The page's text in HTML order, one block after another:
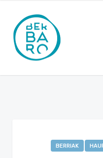
BERRIAK